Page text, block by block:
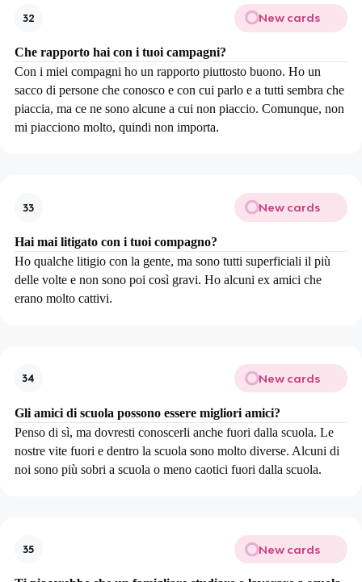
32 New cards
Che rapporto hai con i tuoi campagni?
Con i miei compagni ho un rapporto piuttosto buono. Ho un
sacco di persone che conosco e con cui parlo e a tutti sembra che
piaccia, ma ce ne sono alcune a cui non piaccio. Comunque, non
mi piacciono molto, quindi non importa.
33 New cards
Hai mai litigato con i tuoi compagno?
Ho qualche litigio con la gente, ma sono tutti superficiali il più
delle volte e non sono poi così gravi. Ho alcuni ex amici che
erano molto cattivi.
34 New cards
Gli amici di scuola possono essere migliori amici?
Penso di sì, ma dovresti conoscerli anche fuori dalla scuola. Le
nostre vite fuori e dentro la scuola sono molto diverse. Alcuni di
noi sono più sobri a scuola o meno caotici fuori dalla scuola.
35 New cards